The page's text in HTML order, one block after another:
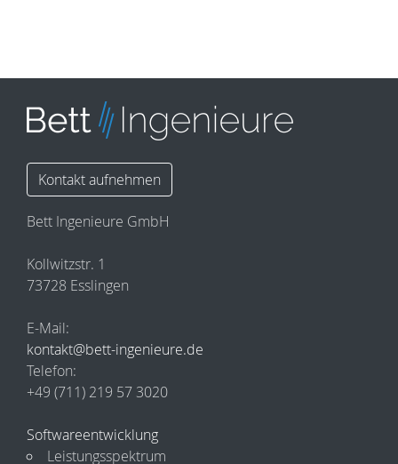
Kontakt aufnehmen
Bett Ingenieure GmbH
Kollwitzstr. 1
73728 Esslingen
E-Mail:
kontakt@bett-ingenieure.de
Telefon:
+49 (711) 219 57 3020
Softwareentwicklung
Leistungsspektrum